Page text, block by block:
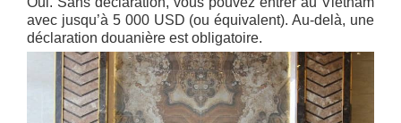
avec jusqu’à 5 000 USD (ou équivalent). Au-delà, une
déclaration douanière est obligatoire.